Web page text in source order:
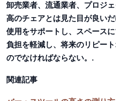
卸売業者、流通業者、プロジ
高のチェアとは見た目が良い
使用をサポートし、スペース
負担を軽減し、将来のリピー
のでなければならない。.
関連記事